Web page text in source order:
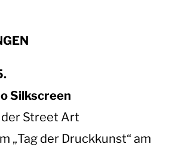
Silkscreen
Street Art
„Tag der Druckkunst“ am